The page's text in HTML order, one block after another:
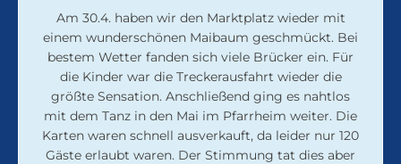
Am 30.4. haben wir den Marktplatz wieder mit
einem wunderschönen Maibaum geschmückt. Bei
bestem Wetter fanden sich viele Brücker ein. Für
die Kinder war die Treckerausfahrt wieder die
größte Sensation. Anschließend ging es nahtlos
mit dem Tanz in den Mai im Pfarrheim weiter. Die
Karten waren schnell ausverkauft, da leider nur 120
Gäste erlaubt waren. Der Stimmung tat dies aber